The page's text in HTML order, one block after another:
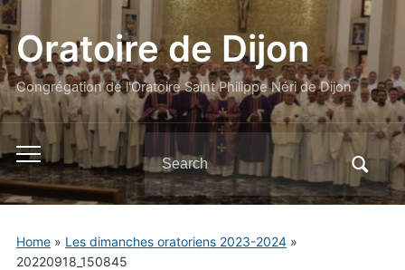
Oratoire de Dijon
Congrégation de l'Oratoire Saint Philippe Néri de Dijon
Toggle
mobile
menu
Search
for:
Home» Les dimanches oratoriens 2023-2024»
20220918_150845